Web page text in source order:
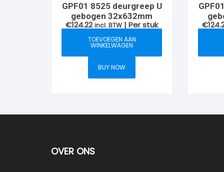
GPF01 8525 deurgreep U
gebogen 32x632mm
€124.22 incl. BTW | Per stuk
TOEVOEGEN AAN
WINKELWAGEN
BUY NOW
€
OVER ONS